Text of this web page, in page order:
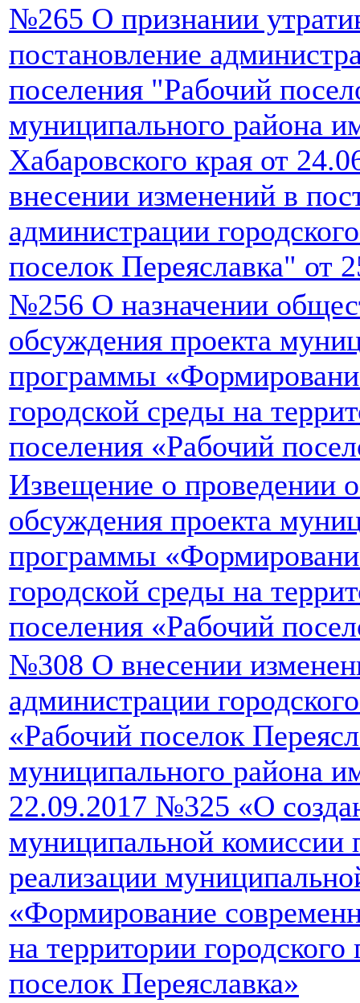
№265 О признании
постановление
поселения "Рабочий
муниципального района
Хабаровского края от
внесении изменений в
администрации
поселок Переяславка" от
№256 О назначении
обсуждения проекта
программы
городской среды на
поселения «Рабочий
Извещение о проведении
обсуждения проекта
программы
городской среды на
поселения «Рабочий
№308 О внесении
администрации
«Рабочий поселок
муниципального района
22.09.2017 №325 «О
муниципальной комиссии
реализации
«Формирование
на территории
поселок Переяславка»